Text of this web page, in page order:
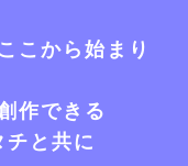
こから始まり
作できる
と共に